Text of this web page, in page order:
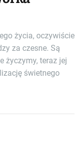
życia, oczywiście
za czesne. Są
życzymy, teraz jej
świetnego